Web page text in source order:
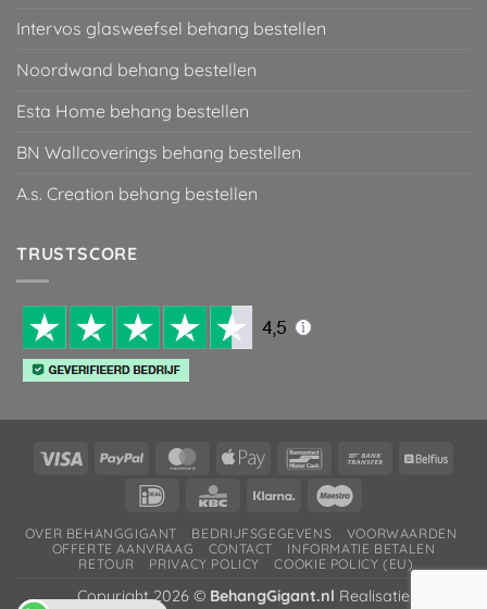
Intervos glasweefsel behang bestellen
Noordwand behang bestellen
Esta Home behang bestellen
BN Wallcoverings behang bestellen
A.s. Creation behang bestellen
TRUSTSCORE
Visa PayPal MasterCard
Apple
BancontactBank
IDeal
KBC Klarna
OVER BEHANGGIGANT BEDRIJFSGEGEVENS
VOORWAARDEN
OFFERTE AANVRAAG
CONTACT
INFORMATIE BETALEN
RETOUR
PRIVACY POLICY COOKIE POLICY (EU)
Copyright 2026 © BehangGigant.nl Realisatie